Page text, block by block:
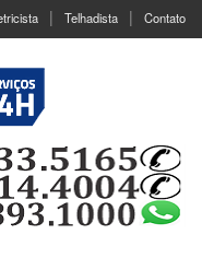
Telhadista Contato